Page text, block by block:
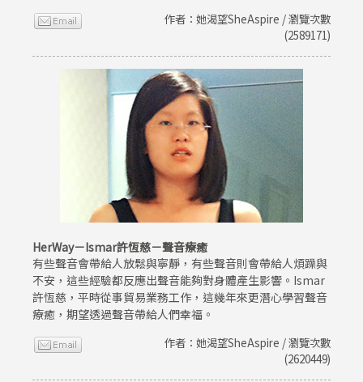
作者：她渴望SheAspire / 瀏覽次數
(2589171)
HerWay－Ismar許恆慈－聲音療癒
有些聲音會帶給人放鬆與寧靜，有些聲音則會帶給人煩躁與
不安，這些經驗都反應出聲音能夠對身體產生影響。Ismar
許恆慈，平時從事貿易業務工作，這幾年來更潛心學習聲音
療癒，期望透過聲音帶給人們幸福。
作者：她渴望SheAspire / 瀏覽次數
(2620449)